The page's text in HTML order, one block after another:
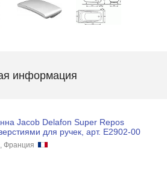
информация
Jacob Delafon Super Repos
для ручек, арт. E2902-00
Франция